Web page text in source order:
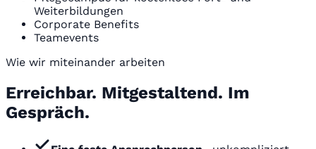
Weiterbildungen
Corporate Benefits
Teamevents
Wie wir miteinander arbeiten
Erreichbar. Mitgestaltend. Im
Gespräch.